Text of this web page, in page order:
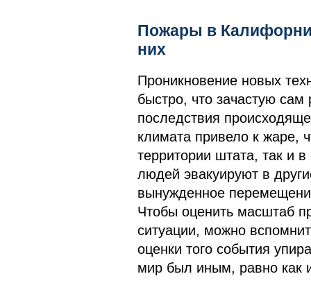
Пожары в
них
Проникновение новых
быстро, что зачастую
последствия
климата привело к жаре,
территории штата, так и
людей эвакуируют в
вынужденное
Чтобы оценить масштаб
ситуации, можно
оценки того события
мир был иным, равно как